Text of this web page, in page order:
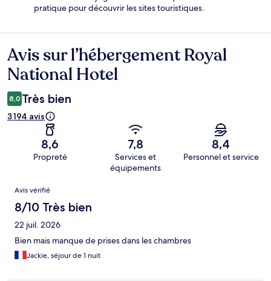
pratique pour découvrir les sites touristiques.
Avis
Avis sur l’hébergement Royal
National Hotel
8,0 Très bien
3 194 avis
8,6
Propreté
7,8
Services et
équipements
8,4
Personnel et service
Avis
Avis vérifié
8/10 Très bien
22 juil. 2026
Bien mais manque de prises dans les chambres
Jackie, séjour de 1 nuit